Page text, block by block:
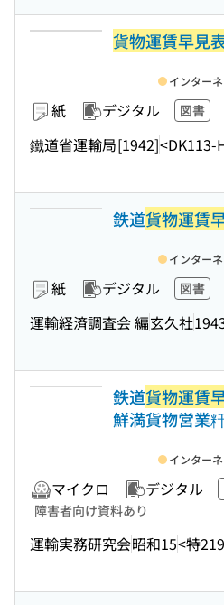
貨物運賃早見
紙 デジタル 図書
鐵道省運輸局[1942]<DK113-
インター
鉄道貨物運賃
紙 デジタル 図書
運輸経済調査会 編玄久社
インター
鉄道貨物運賃
鮮満貨物営業
マイクロ デジタル
障害者向け資料あり
運輸実務研究会昭和15<特
インター